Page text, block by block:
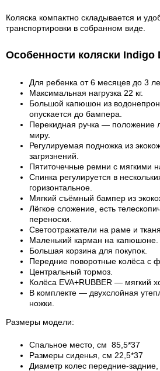
Коляска компактно складывается и
транспортировки в собранном виде.
Особенности коляски Indigo
Для ребенка от 6 месяцев до 3
Максимальная нагрузка 22 кг.
Большой капюшон из
опускается до бампера.
Перекидная ручка — положение
миру.
Регулируемая подножка из
загрязнений.
Пятиточечные ремни с мягкими
Спинка регулируется в
горизонтальное.
Мягкий съёмный бампер из
Лёгкое сложение, есть
переноски.
Светоотражатели на раме и
Маленький карман на капюшоне.
Большая корзина для покупок.
Передние поворотные колёса с
Центральный тормоз.
Колёса EVA+RUBBER — мягкий
В комплекте — двухслойная
ножки.
Размеры модели:
Спальное место, см 85,5*37
Размеры сиденья, см 22,5*37
Диаметр колес передние-